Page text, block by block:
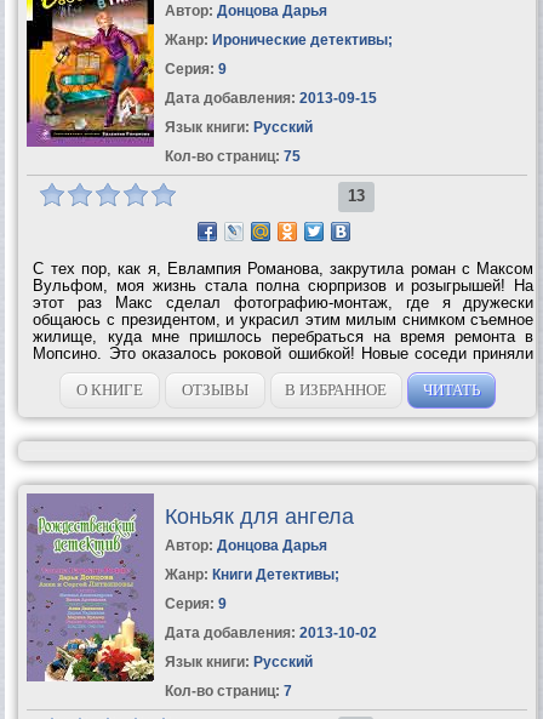
Автор: Донцова Дарья
Жанр: Иронические детективы;
Серия: 9
Дата добавления: 2013-09-15
Язык книги: Русский
Кол-во страниц: 75
13
С тех пор, как я, Евлампия Романова, закрутила роман с Максом
Вульфом, моя жизнь стала полна сюрпризов и розыгрышей! На
этот раз Макс сделал фотографию-монтаж, где я дружески
общаюсь с президентом, и украсил этим милым снимком съемное
жилище, куда мне пришлось перебраться на время ремонта в
Мопсино. Это оказалось роковой ошибкой! Новые соседи приняли
фото за чистую монету и решили, что Лампа не просто
любительница собак и безработная...
О КНИГЕ ОТЗЫВЫ В ИЗБРАННОЕ ЧИТАТЬ
Коньяк для ангела
Автор: Донцова Дарья
Жанр: Книги Детективы;
Серия: 9
Дата добавления: 2013-10-02
Язык книги: Русский
Кол-во страниц: 7